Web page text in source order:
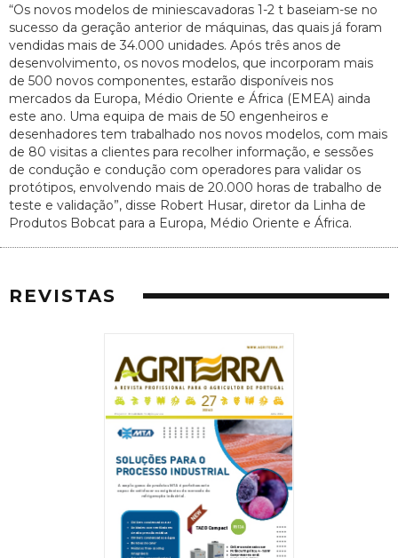
“Os novos modelos de miniescavadoras 1-2 t baseiam-se no
sucesso da geração anterior de máquinas, das quais já foram
vendidas mais de 34.000 unidades. Após três anos de
desenvolvimento, os novos modelos, que incorporam mais
de 500 novos componentes, estarão disponíveis nos
mercados da Europa, Médio Oriente e África (EMEA) ainda
este ano. Uma equipa de mais de 50 engenheiros e
desenhadores tem trabalhado nos novos modelos, com mais
de 80 visitas a clientes para recolher informação, e sessões
de condução e condução com operadores para validar os
protótipos, envolvendo mais de 20.000 horas de trabalho de
teste e validação”, disse Robert Husar, diretor da Linha de
Produtos Bobcat para a Europa, Médio Oriente e África.
REVISTAS